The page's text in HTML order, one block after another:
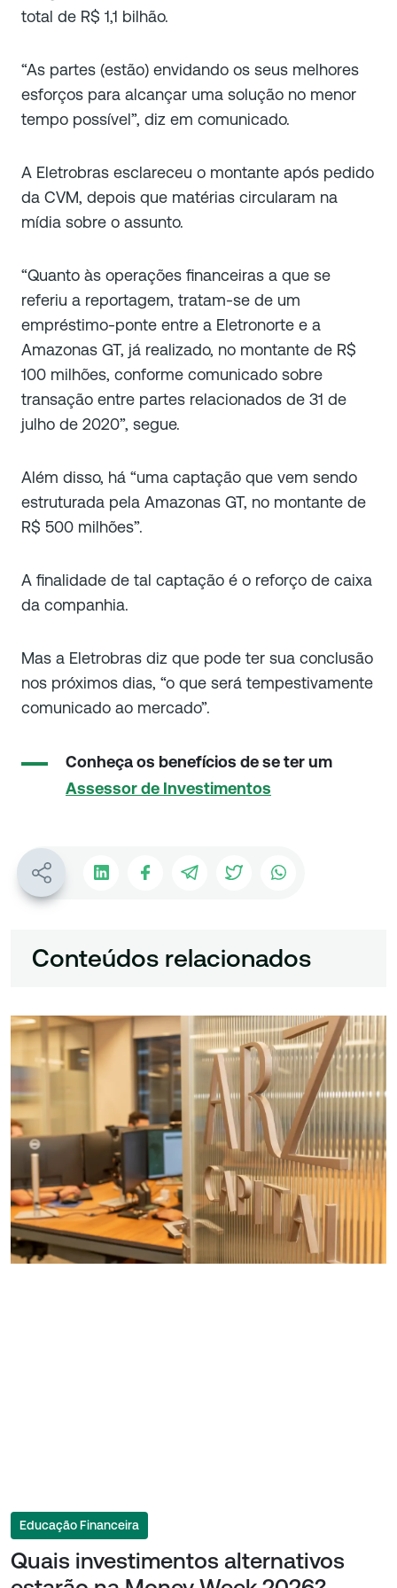
total de R$ 1,1 bilhão.
“As partes (estão) envidando os seus melhores
esforços para alcançar uma solução no menor
tempo possível”, diz em comunicado.
A Eletrobras esclareceu o montante após pedido
da CVM, depois que matérias circularam na
mídia sobre o assunto.
“Quanto às operações financeiras a que se
referiu a reportagem, tratam-se de um
empréstimo-ponte entre a Eletronorte e a
Amazonas GT, já realizado, no montante de R$
100 milhões, conforme comunicado sobre
transação entre partes relacionados de 31 de
julho de 2020”, segue.
Além disso, há “uma captação que vem sendo
estruturada pela Amazonas GT, no montante de
R$ 500 milhões”.
A finalidade de tal captação é o reforço de caixa
da companhia.
Mas a Eletrobras diz que pode ter sua conclusão
nos próximos dias, “o que será tempestivamente
comunicado ao mercado”.
Conheça os benefícios de se ter um
Assessor de Investimentos
Conteúdos relacionados
Educação Financeira
Quais investimentos alternativos